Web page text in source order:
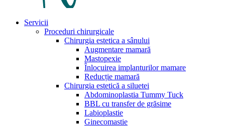
Servicii
Proceduri chirurgicale
Chirurgia estetica a sânului
Augmentare mamară
Mastopexie
Înlocuirea implanturilor mamare
Reducție mamară
Chirurgia estetică a siluetei
Abdominoplastia Tummy Tuck
BBL cu transfer de grăsime
Labioplastie
Ginecomastie